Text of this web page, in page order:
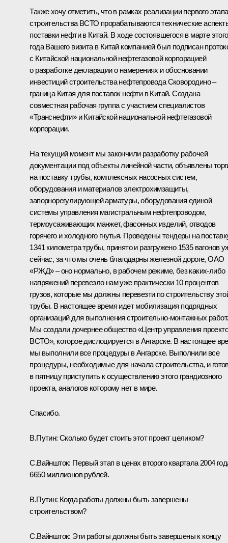
Также хочу отметить, что в рамках реализации первого этапа
строительства ВСТО прорабатываются технические
поставки нефти в Китай. В ходе состоявшегося в марте этого
года Вашего визита в Китай компанией был подписан
с Китайской национальной нефтегазовой корпорацией
о разработке декларации о намерениях и обосновании
инвестиций строительства нефтепровода Сковородино –
граница Китая для поставок нефти в Китай. Создана
совместная рабочая группа с участием специалистов
«Транснефти» и Китайской национальной нефтегазовой
корпорации.
На текущий момент мы закончили разработку рабочей
документации под объекты линейной части, объявлены
на поставку трубы, комплексных насосных систем,
оборудования и материалов электрохимзащиты,
запорнорегулирующей арматуры, оборудования единой
системы управления магистральным нефтепроводом,
термоусаживающих манжет, фасонных изделий, отводов
горячего и холодного гнутья. Проведены тендеры на
1341 километра трубы, принято и разгружено 1535 вагонов
сейчас, за что мы очень благодарны железной дороге, ОАО
«РЖД» – оно нормально, в рабочем режиме, без каких‑либо
напряжений перевезло нам уже практически 10 процентов
грузов, которые мы должны перевезти по строительству
трубы. В настоящее время идет мобилизация подрядных
организаций для выполнения строительно-монтажных работ.
Мы создали дочернее общество «Центр управления
ВСТО», которое дислоцируется в Ангарске. В настоящее
мы выполнили все процедуры в Ангарске. Выполнили все
процедуры, необходимые для начала строительства, и
в пятницу приступить к осуществлению этого грандиозного
проекта, аналогов которому нет в мире.
Спасибо.
В.Путин: Сколько будет стоить этот проект целиком?
С.Вайншток: Первый этап в ценах второго квартала 2004
6650 миллионов рублей.
В.Путин: Когда работы должны быть завершены
строительством?
С.Вайншток: Эти работы должны быть завершены к концу